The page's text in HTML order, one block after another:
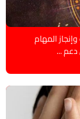
المهام
...